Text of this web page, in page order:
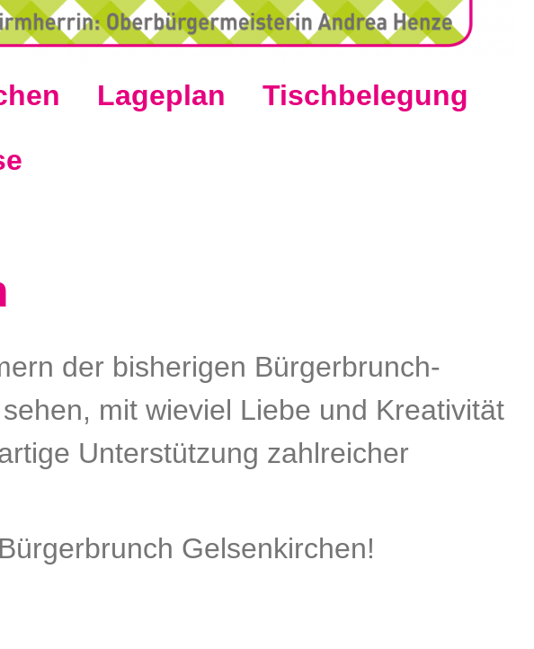
Lageplan
Tischbelegung
der bisherigen Bürgerbrunch-
mit wieviel Liebe und Kreativität
Unterstützung zahlreicher
Gelsenkirchen!